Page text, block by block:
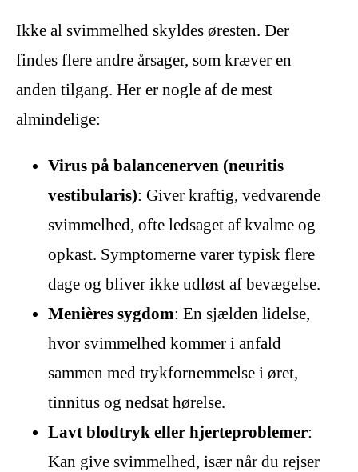
Ikke al svimmelhed skyldes øresten. Der
findes flere andre årsager, som kræver en
anden tilgang. Her er nogle af de mest
almindelige:
Virus på balancenerven (neuritis
vestibularis): Giver kraftig, vedvarende
svimmelhed, ofte ledsaget af kvalme og
opkast. Symptomerne varer typisk flere
dage og bliver ikke udløst af bevægelse.
Menières sygdom: En sjælden lidelse,
hvor svimmelhed kommer i anfald
sammen med trykfornemmelse i øret,
tinnitus og nedsat hørelse.
Lavt blodtryk eller hjerteproblemer:
Kan give svimmelhed, især når du rejser